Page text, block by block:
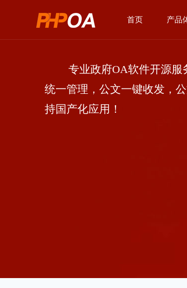
首页 产品
专业政府OA软件开源服务
统一管理，公文一键收发，
持国产化应用！